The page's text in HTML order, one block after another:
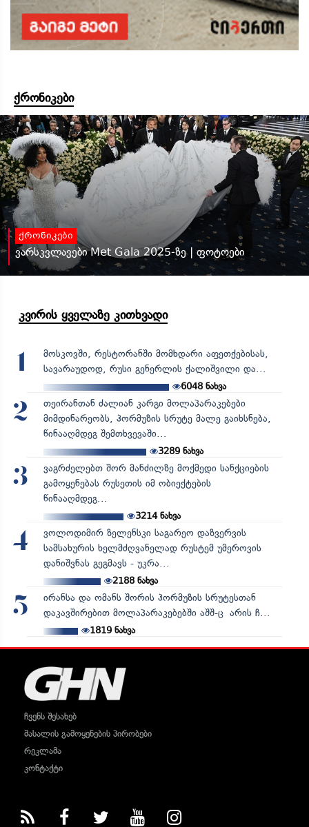
ქრონიკები
ქრონიკები
ვარსკვლავები Met Gala 2025-ზე | ფოტოები
კვირის ყველაზე კითხვადი
1
მოსკოვში, რესტორანში მომხდარი აფეთქებისას,
სავარაუდოდ, რუსი გენერლის ქალიშვილი და...
6048 ნახვა
2
თეირანთან ძალიან კარგი მოლაპარაკებები
მიმდინარეობს, ჰორმუზის სრუტე მალე გაიხსნება,
წინააღმდეგ შემთხვევაში...
3289ნახვა
3
ვაგრძელებთ შორ მანძილზე მოქმედი სანქციების
გამოყენებას რუსეთის იმ ობიექტების
წინააღმდეგ...
3214ნახვა
4
ვოლოდიმირ ზელენსკი საგარეო დაზვერვის
სამსახურის ხელმძღვანელად რუსტემ უმეროვის
დანიშვნას გეგმავს - უკრა...
2188ნახვა
5
ირანსა და ომანს შორის ჰორმუზის სრუტესთან
დაკავშირებით მოლაპარაკებებში აშშ-ც არის ჩ...
1819ნახვა
ჩვენს შესახებ
მასალის გამოყენების პირობები
რეკლამა
კონტაქტი